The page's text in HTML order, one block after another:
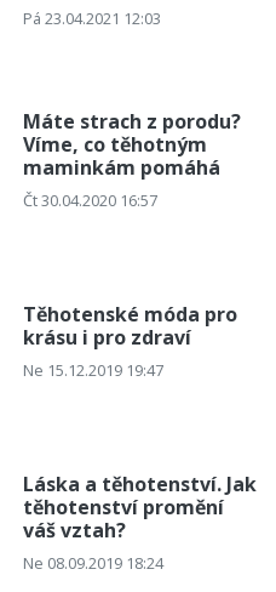
Pá 23.04.2021 12:03
Máte strach z porodu?
Víme, co těhotným
maminkám pomáhá
Čt 30.04.2020 16:57
Těhotenské móda pro
krásu i pro zdraví
Ne 15.12.2019 19:47
Láska a těhotenství. Jak
těhotenství promění
váš vztah?
Ne 08.09.2019 18:24